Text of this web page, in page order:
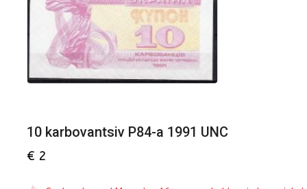
10 karbovantsiv P84-a 1991 UNC
€ 2